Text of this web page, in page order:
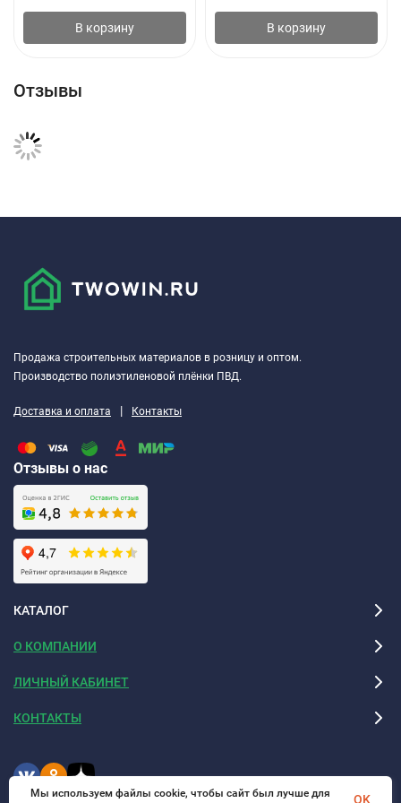
Прочность на разрыв: 0.7 MPa
рекомендуемой глубине шва 3-6 мм. Рекомендуемое
соотношение ширины к глубине 2:1.
23°C и относительной влажности 50 %.
указанных в таблице.
В корзину В корзину
Отзывы
Продажа строительных материалов в розницу и оптом.
Производство полиэтиленовой плёнки ПВД.
Доставка и оплата | Контакты
Отзывы о нас
КАТАЛОГ
О КОМПАНИИ
ЛИЧНЫЙ КАБИНЕТ
КОНТАКТЫ
Мы используем файлы cookie, чтобы сайт был лучше для
OK